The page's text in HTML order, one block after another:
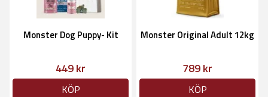
Monster Dog Puppy- Kit
449 kr
KÖP
Monster Original Adult 12kg
789 kr
KÖP